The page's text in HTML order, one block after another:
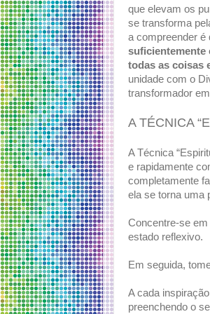
que elevam os
se transforma
a compreender é
suficientemente
todas as coisas
unidade com o
transformador
A TÉCNICA
A Técnica
e rapidamente
completamente
ela se torna uma
Concentre-se
estado reflexivo.
Em seguida,
A cada
preenchendo o